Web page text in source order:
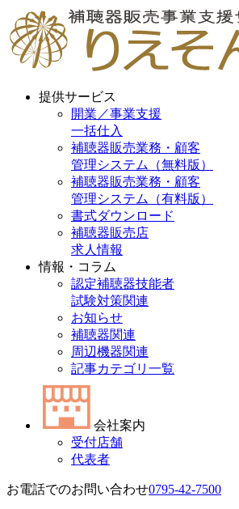
提供サービス
開業／事業支援
一括仕入
補聴器販売業務・顧客
管理システム（無料版）
補聴器販売業務・顧客
管理システム（有料版）
書式ダウンロード
補聴器販売店
求人情報
情報・コラム
認定補聴器技能者
試験対策関連
お知らせ
補聴器関連
周辺機器関連
記事カテゴリ一覧
会社案内
受付店舗
代表者
お電話でのお問い合わせ0795-42-7500